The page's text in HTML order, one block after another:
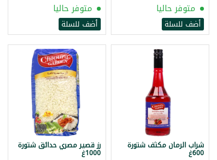
متوفر حاليا
أضف للسلة
متوفر حاليا
أضف للسلة
شراب الرمان مكثف شتورة
600غ
رز قصير مصري حدائق شتورة
1000غ